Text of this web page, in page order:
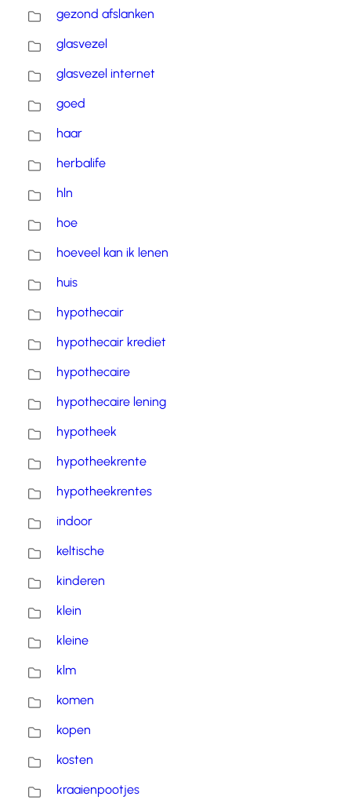
gezond afslanken
glasvezel
glasvezel internet
goed
haar
herbalife
hln
hoe
hoeveel kan ik lenen
huis
hypothecair
hypothecair krediet
hypothecaire
hypothecaire lening
hypotheek
hypotheekrente
hypotheekrentes
indoor
keltische
kinderen
klein
kleine
klm
komen
kopen
kosten
kraaienpootjes